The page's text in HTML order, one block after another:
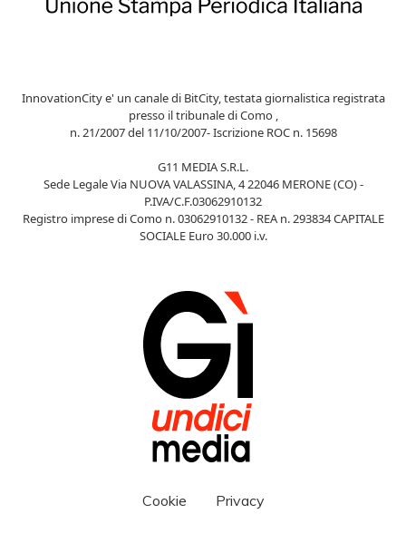
InnovationCity e' un canale di BitCity, testata giornalistica registrata
presso il tribunale di Como ,
n. 21/2007 del 11/10/2007- Iscrizione ROC n. 15698
G11 MEDIA S.R.L.
Sede Legale Via NUOVA VALASSINA, 4 22046 MERONE (CO) -
P.IVA/C.F.03062910132
Registro imprese di Como n. 03062910132 - REA n. 293834 CAPITALE
SOCIALE Euro 30.000 i.v.
Cookie Privacy